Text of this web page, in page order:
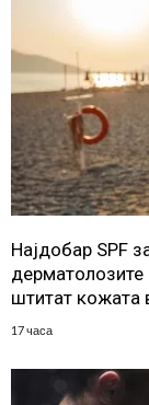
Најдобар SPF
дерматолозите
штитат кожата
17 часа